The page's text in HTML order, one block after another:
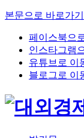
본문으로 바로가기
페이스북으
인스타그램
유튜브로 이
블로그로 이